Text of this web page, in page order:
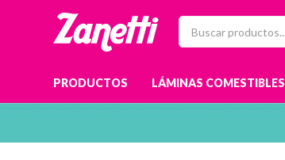
PRODUCTOS LÁMINAS COMESTIBLES